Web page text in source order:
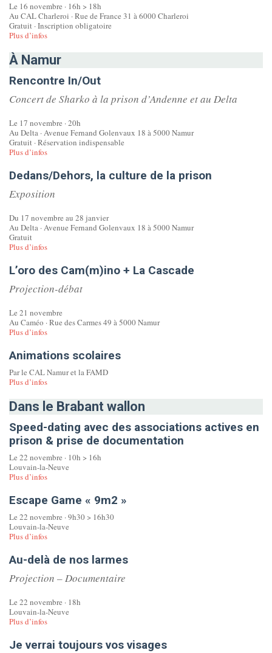
Le 16 novembre · 16h > 18h
Au CAL Charleroi · Rue de France 31 à 6000 Charleroi
Gratuit · Inscription obligatoire
Plus d’infos
À Namur
Rencontre In/Out
Concert de Sharko à la prison d’Andenne et au Delta
Le 17 novembre · 20h
Au Delta · Avenue Fernand Golenvaux 18 à 5000 Namur
Gratuit · Réservation indispensable
Plus d’infos
Dedans/Dehors, la culture de la prison
Exposition
Du 17 novembre au 28 janvier
Au Delta · Avenue Fernand Golenvaux 18 à 5000 Namur
Gratuit
Plus d’infos
L’oro des Cam(m)ino + La Cascade
Projection-débat
Le 21 novembre
Au Caméo · Rue des Carmes 49 à 5000 Namur
Plus d’infos
Animations scolaires
Par le CAL Namur et la FAMD
Plus d’infos
Dans le Brabant wallon
Speed-dating avec des associations actives en
prison & prise de documentation
Le 22 novembre · 10h > 16h
Louvain-la-Neuve
Plus d’infos
Escape Game « 9m2 »
Le 22 novembre · 9h30 > 16h30
Louvain-la-Neuve
Plus d’infos
Au-delà de nos larmes
Projection – Documentaire
Le 22 novembre · 18h
Louvain-la-Neuve
Plus d’infos
Je verrai toujours vos visages